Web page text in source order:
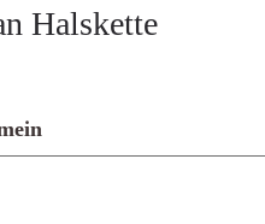
Halskette